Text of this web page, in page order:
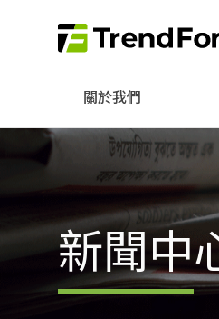
關於我們
新聞中